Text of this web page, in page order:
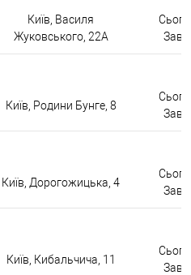
Київ, Василя
Жуковського, 22А
Київ, Родини Бунге, 8
Київ, Дорогожицька, 4
Київ, Кибальчича, 11